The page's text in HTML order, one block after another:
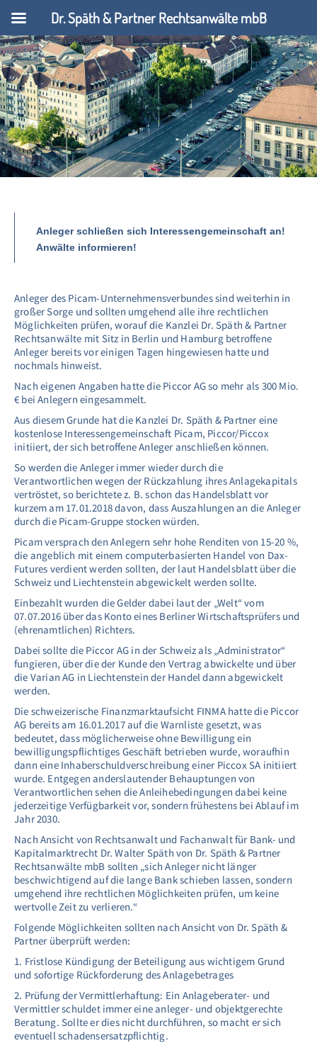
Anleger schließen sich Interessengemeinschaft an!
Anwälte informieren!
Anleger des Picam-Unternehmensverbundes sind weiterhin in
großer Sorge und sollten umgehend alle ihre rechtlichen
Möglichkeiten prüfen, worauf die Kanzlei Dr. Späth & Partner
Rechtsanwälte mit Sitz in Berlin und Hamburg betroffene
Anleger bereits vor einigen Tagen hingewiesen hatte und
nochmals hinweist.
Nach eigenen Angaben hatte die Piccor AG so mehr als 300 Mio.
€ bei Anlegern eingesammelt.
Aus diesem Grunde hat die Kanzlei Dr. Späth & Partner eine
kostenlose Interessengemeinschaft Picam, Piccor/Piccox
initiiert, der sich betroffene Anleger anschließen können.
So werden die Anleger immer wieder durch die
Verantwortlichen wegen der Rückzahlung ihres Anlagekapitals
vertröstet, so berichtete z. B. schon das Handelsblatt vor
kurzem am 17.01.2018 davon, dass Auszahlungen an die Anleger
durch die Picam-Gruppe stocken würden.
Picam versprach den Anlegern sehr hohe Renditen von 15-20 %,
die angeblich mit einem computerbasierten Handel von Dax-
Futures verdient werden sollten, der laut Handelsblatt über die
Schweiz und Liechtenstein abgewickelt werden sollte.
Einbezahlt wurden die Gelder dabei laut der „Welt“ vom
07.07.2016 über das Konto eines Berliner Wirtschaftsprüfers und
(ehrenamtlichen) Richters.
Dabei sollte die Piccor AG in der Schweiz als „Administrator“
fungieren, über die der Kunde den Vertrag abwickelte und über
die Varian AG in Liechtenstein der Handel dann abgewickelt
werden.
Die schweizerische Finanzmarktaufsicht FINMA hatte die Piccor
AG bereits am 16.01.2017 auf die Warnliste gesetzt, was
bedeutet, dass möglicherweise ohne Bewilligung ein
bewilligungspflichtiges Geschäft betrieben wurde, woraufhin
dann eine Inhaberschuldverschreibung einer Piccox SA initiiert
wurde. Entgegen anderslautender Behauptungen von
Verantwortlichen sehen die Anleihebedingungen dabei keine
jederzeitige Verfügbarkeit vor, sondern frühestens bei Ablauf im
Jahr 2030.
Nach Ansicht von Rechtsanwalt und Fachanwalt für Bank- und
Kapitalmarktrecht Dr. Walter Späth von Dr. Späth & Partner
Rechtsanwälte mbB sollten „sich Anleger nicht länger
beschwichtigend auf die lange Bank schieben lassen, sondern
umgehend ihre rechtlichen Möglichkeiten prüfen, um keine
wertvolle Zeit zu verlieren.“
Folgende Möglichkeiten sollten nach Ansicht von Dr. Späth &
Partner überprüft werden:
1. Fristlose Kündigung der Beteiligung aus wichtigem Grund
und sofortige Rückforderung des Anlagebetrages
2. Prüfung der Vermittlerhaftung: Ein Anlageberater- und
Vermittler schuldet immer eine anleger- und objektgerechte
Beratung. Sollte er dies nicht durchführen, so macht er sich
eventuell schadensersatzpflichtig.
Dr. Späth & Partner Rechtsanwälte mbB